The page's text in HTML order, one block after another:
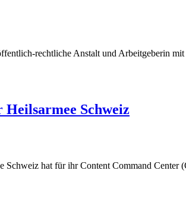
rechtliche Anstalt und Arbeitgeberin
Schweiz
Schweiz hat für ihr Content Command